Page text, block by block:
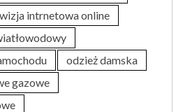
intrnetowa online
odzież damska
gazowe